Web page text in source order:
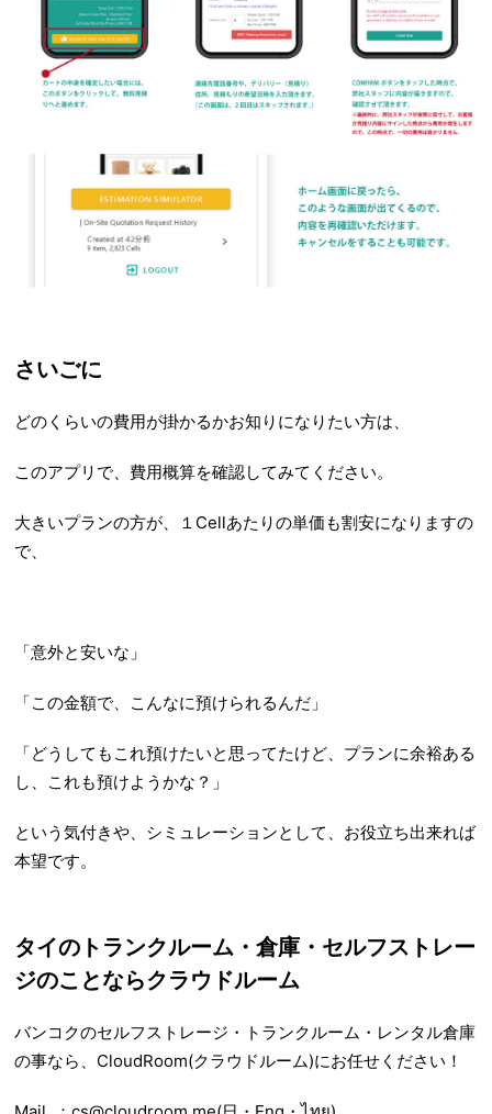
さいごに
どのくらいの費用が掛かるかお知りになりたい方は、
このアプリで、費用概算を確認してみてください。
大きいプランの方が、１Cellあたりの単価も割安になりますの
で、
「意外と安いな」
「この金額で、こんなに預けられるんだ」
「どうしてもこれ預けたいと思ってたけど、プランに余裕ある
し、これも預けようかな？」
という気付きや、シミュレーションとして、お役立ち出来れば
本望です。
タイのトランクルーム・倉庫・セルフストレー
ジのことならクラウドルーム
バンコクのセルフストレージ・トランクルーム・レンタル倉庫
の事なら、CloudRoom(クラウドルーム)にお任せください！